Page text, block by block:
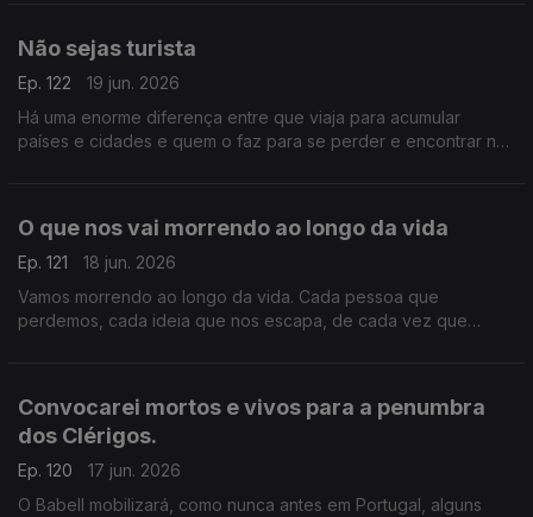
Não sejas turista
Ep. 122
19 jun. 2026
Há uma enorme diferença entre que viaja para acumular
países e cidades e quem o faz para se perder e encontrar nos
O que nos vai morrendo ao longo da vida
Ep. 121
18 jun. 2026
Vamos morrendo ao longo da vida. Cada pessoa que
perdemos, cada ideia que nos escapa, de cada vez que
Convocarei mortos e vivos para a penumbra
dos Clérigos.
Ep. 120
17 jun. 2026
O Babell mobilizará, como nunca antes em Portugal, alguns